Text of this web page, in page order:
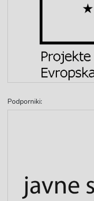
Podporniki: